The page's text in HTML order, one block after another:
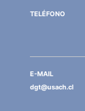
TELÉFONO
E-MAIL
dgt@usach.cl